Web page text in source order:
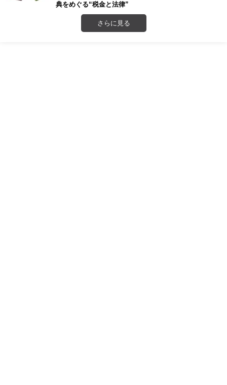
典をめぐる“税金と法律”
さらに見る